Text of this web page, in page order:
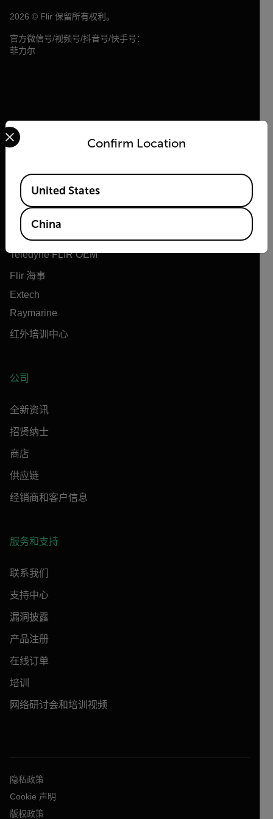
2026 © Flir 保留所有权利。
官方微信号/视频号/抖音号/快手号：
菲力尔
关于 Flir
Teledyne 技术
Teledyne FLIR 防务
Teledyne FLIR OEM
Flir 海事
Extech
Raymarine
红外培训中心
公司
全新资讯
招贤纳士
商店
供应链
经销商和客户信息
服务和支持
联系我们
支持中心
漏洞披露
产品注册
在线订单
培训
网络研讨会和培训视频
隐私政策
Cookie 声明
版权政策
Confirm Location
Select your preferred country and language from the
Available Locations
United States
China